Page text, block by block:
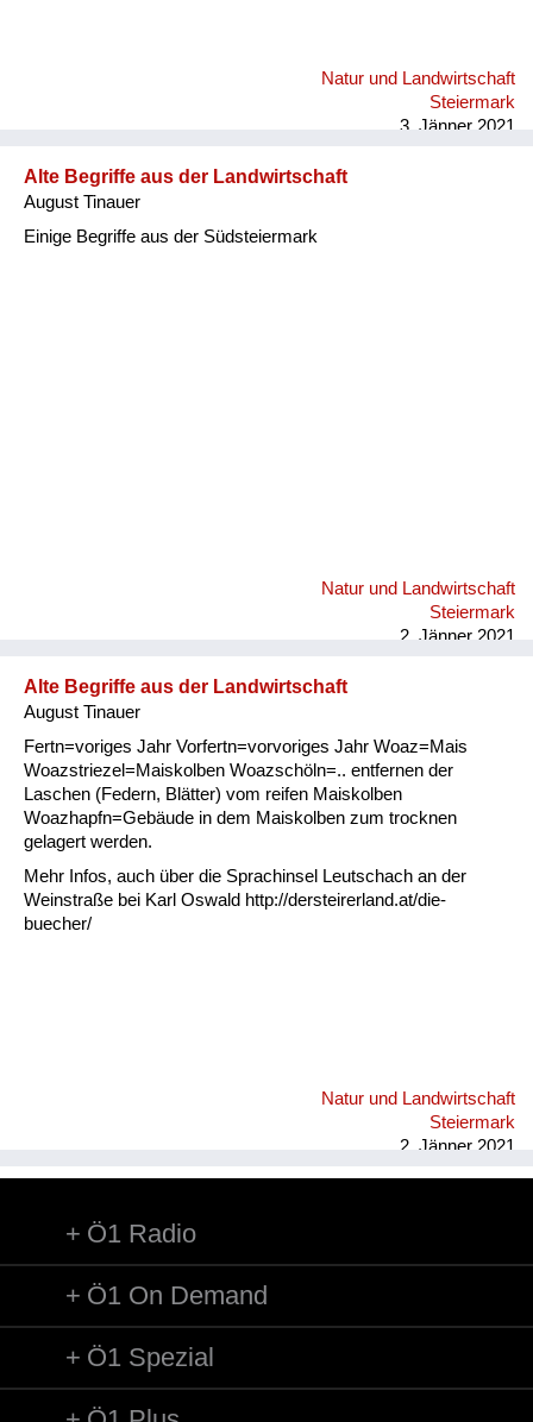
Natur und Landwirtschaft
Steiermark
3. Jänner 2021
Alte Begriffe aus der Landwirtschaft
August Tinauer
Einige Begriffe aus der Südsteiermark
Natur und Landwirtschaft
Steiermark
2. Jänner 2021
Alte Begriffe aus der Landwirtschaft
August Tinauer
Fertn=voriges Jahr Vorfertn=vorvoriges Jahr Woaz=Mais
Woazstriezel=Maiskolben Woazschöln=.. entfernen der
Laschen (Federn, Blätter) vom reifen Maiskolben
Woazhapfn=Gebäude in dem Maiskolben zum trocknen
gelagert werden.
Mehr Infos, auch über die Sprachinsel Leutschach an der
Weinstraße bei Karl Oswald http://dersteirerland.at/die-
buecher/
Natur und Landwirtschaft
Steiermark
2. Jänner 2021
Ö1 Radio
Ö1 On Demand
Ö1 Spezial